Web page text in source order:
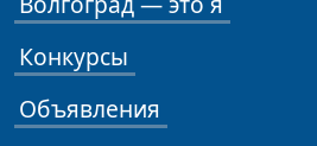
Конкурсы
Объявления